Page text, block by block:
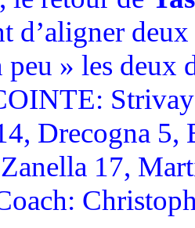
d’aligner
peu » les deux
Drecogna 5,
17,